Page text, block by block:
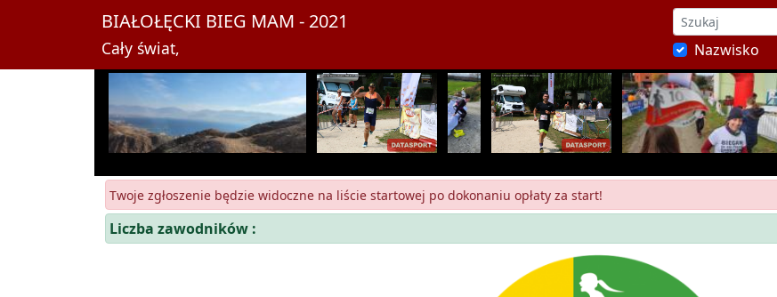
BIAŁOŁĘCKI BIEG MAM - 2021
Cały świat, Nazwisko
Twoje zgłoszenie będzie widoczne na liście startowej po dokonaniu opłaty za start!
Liczba zawodników :